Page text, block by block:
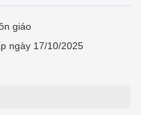
giáo
ngày 17/10/2025